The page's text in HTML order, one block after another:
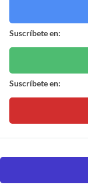
Suscríbete en:
Suscríbete en: